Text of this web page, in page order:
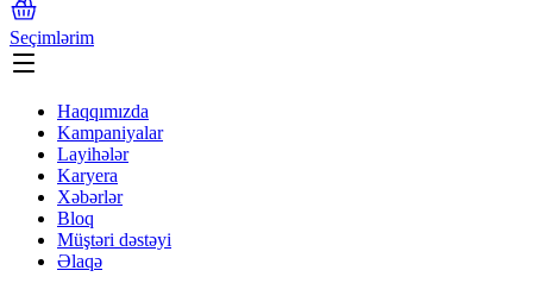
Seçimlərim
Haqqımızda
Kampaniyalar
Layihələr
Karyera
Xəbərlər
Bloq
Müştəri dəstəyi
Əlaqə